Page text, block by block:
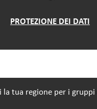
PROTEZIONE DEI DATI
la tua regione per i